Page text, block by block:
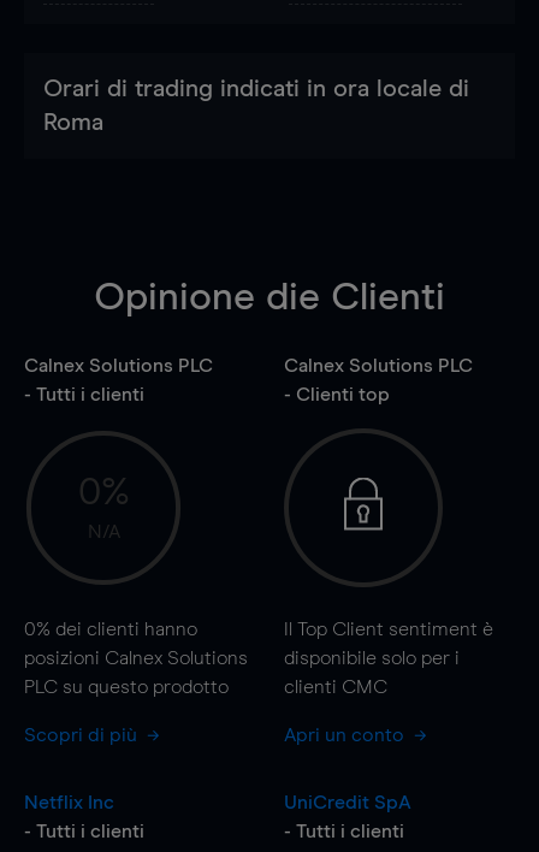
Orari di trading indicati in ora locale di
Roma
Opinione die Clienti
Calnex Solutions PLC
- Tutti i clienti
0%
N/A
0% dei clienti hanno
posizioni Calnex Solutions
PLC su questo prodotto
Scopri di più
Calnex Solutions PLC
- Clienti top
Il Top Client sentiment è
disponibile solo per i
clienti CMC
Apri un conto
Netflix Inc
- Tutti i clienti
UniCredit SpA
- Tutti i clienti